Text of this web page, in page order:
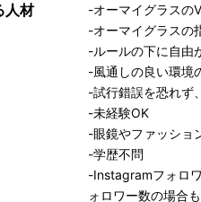
人材
-オーマイグラスの
-オーマイグラスの
-ルールの下に自由
-風通しの良い環境
-試行錯誤を恐れず
-未経験OK
-眼鏡やファッショ
-学歴不問
-Instagramフォロ
ォロワー数の場合も